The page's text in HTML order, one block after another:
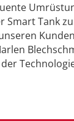
Tank